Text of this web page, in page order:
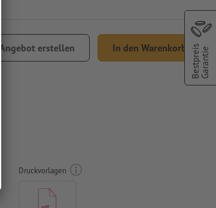
Angebot erstellen In den Warenkorb
Druckvorlagen
BestpreisGarantie